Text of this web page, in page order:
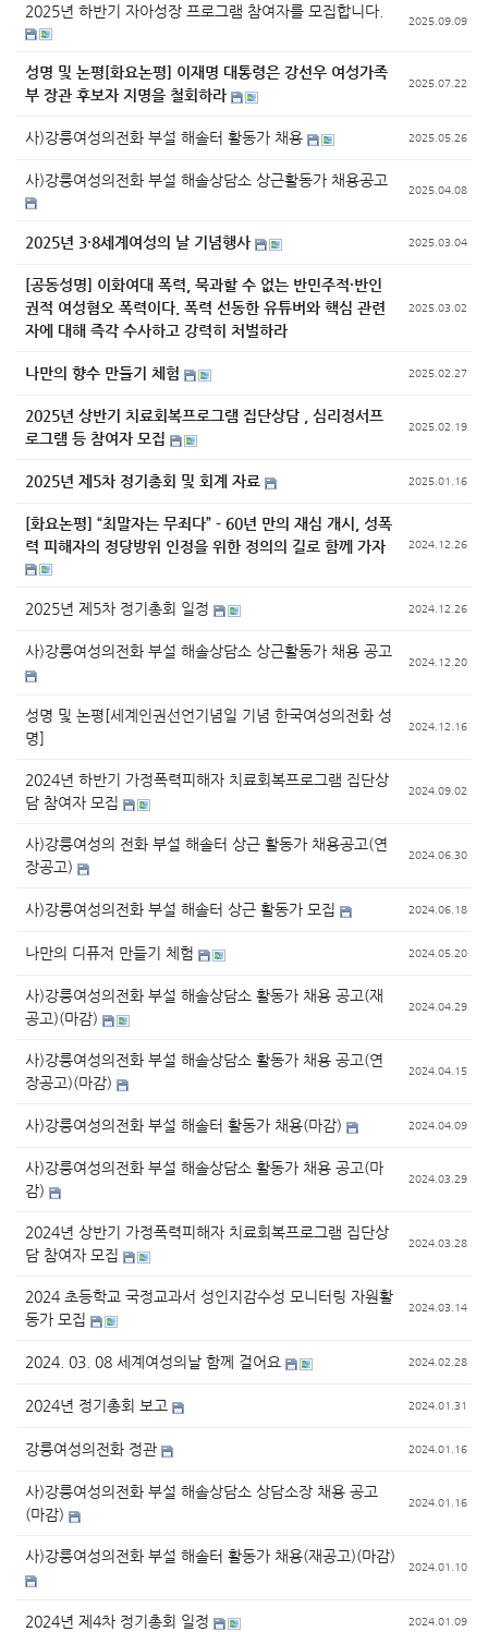
2025년 하반기 자아성장 프로그램 참여자를 모집합니다.
2025.09.09
성명 및 논평[화요논평] 이재명 대통령은 강선우 여성가족
부 장관 후보자 지명을 철회하라
2025.07.22
사)강릉여성의전화 부설 해솔터 활동가 채용 2025.05.26
사)강릉여성의전화 부설 해솔상담소 상근활동가 채용공고
2025.04.08
2025년 3·8세계여성의 날 기념행사 2025.03.04
[공동성명] 이화여대 폭력, 묵과할 수 없는 반민주적·반인
권적 여성혐오 폭력이다. 폭력 선동한 유튜버와 핵심 관련
자에 대해 즉각 수사하고 강력히 처벌하라
2025.03.02
나만의 향수 만들기 체험 2025.02.27
2025년 상반기 치료회복프로그램 집단상담 , 심리정서프
로그램 등 참여자 모집
2025.02.19
2025년 제5차 정기총회 및 회계 자료 2025.01.16
[화요논평] “최말자는 무죄다” - 60년 만의 재심 개시, 성폭
력 피해자의 정당방위 인정을 위한 정의의 길로 함께 가자
2024.12.26
2025년 제5차 정기총회 일정 2024.12.26
사)강릉여성의전화 부설 해솔상담소 상근활동가 채용 공고
2024.12.20
성명 및 논평[세계인권선언기념일 기념 한국여성의전화 성
명]
2024.12.16
2024년 하반기 가정폭력피해자 치료회복프로그램 집단상
담 참여자 모집
2024.09.02
사)강릉여성의 전화 부설 해솔터 상근 활동가 채용공고(연
장공고)
2024.06.30
사)강릉여성의전화 부설 해솔터 상근 활동가 모집 2024.06.18
나만의 디퓨저 만들기 체험 2024.05.20
사)강릉여성의전화 부설 해솔상담소 활동가 채용 공고(재
공고)(마감)
2024.04.29
사)강릉여성의전화 부설 해솔상담소 활동가 채용 공고(연
장공고)(마감)
2024.04.15
사)강릉여성의전화 부설 해솔터 활동가 채용(마감) 2024.04.09
사)강릉여성의전화 부설 해솔상담소 활동가 채용 공고(마
감)
2024.03.29
2024년 상반기 가정폭력피해자 치료회복프로그램 집단상
담 참여자 모집
2024.03.28
2024 초등학교 국정교과서 성인지감수성 모니터링 자원활
동가 모집
2024.03.14
2024. 03. 08 세계여성의날 함께 걸어요 2024.02.28
2024년 정기총회 보고 2024.01.31
강릉여성의전화 정관 2024.01.16
사)강릉여성의전화 부설 해솔상담소 상담소장 채용 공고
(마감)
2024.01.16
사)강릉여성의전화 부설 해솔터 활동가 채용(재공고)(마감)
2024.01.10
2024년 제4차 정기총회 일정 2024.01.09